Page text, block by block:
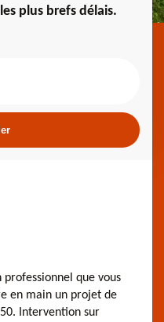
plus brefs délais.
professionnel que vous
en main un projet de
Intervention sur